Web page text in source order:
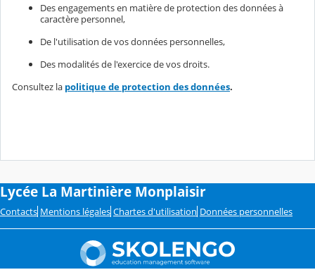
Des engagements en matière de protection des données à
caractère personnel,
De l'utilisation de vos données personnelles,
Des modalités de l'exercice de vos droits.
Consultez la politique de protection des données.
Lycée La Martinière Monplaisir
Contacts Mentions légales Chartes d'utilisation Données personnelles